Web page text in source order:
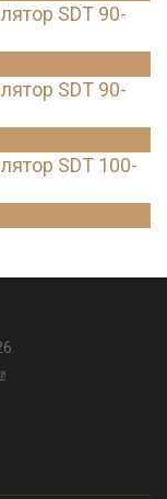
SDT 90-
SDT 90-
SDT 100-